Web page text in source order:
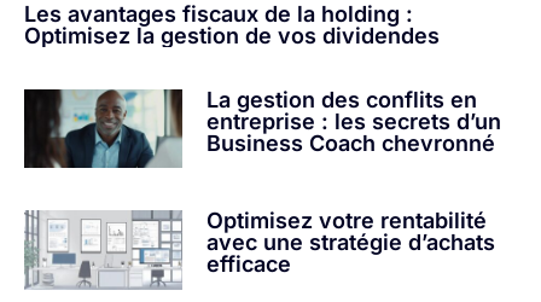
Les avantages fiscaux de la holding :
Optimisez la gestion de vos dividendes
La gestion des conflits en
entreprise : les secrets d’un
Business Coach chevronné
Optimisez votre rentabilité
avec une stratégie d’achats
efficace